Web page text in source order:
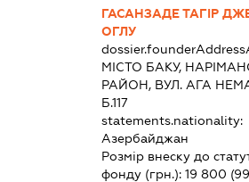
ГАСАНЗАДЕ ТАГІР
ОГЛУ
dossier.founderAddress
МІСТО БАКУ,
РАЙОН, ВУЛ. АГА
Б.117
statements.nationality:
Азербайджан
Розмір внеску до
фонду (грн.):19 800